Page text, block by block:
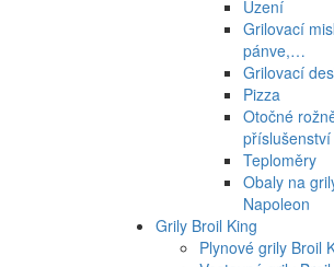
Uzení
Grilovací
pánve,…
Grilovací
Pizza
Otočné
příslušenství
Teploměry
Obaly na
Napoleon
Grily Broil King
Plynové grily Broil